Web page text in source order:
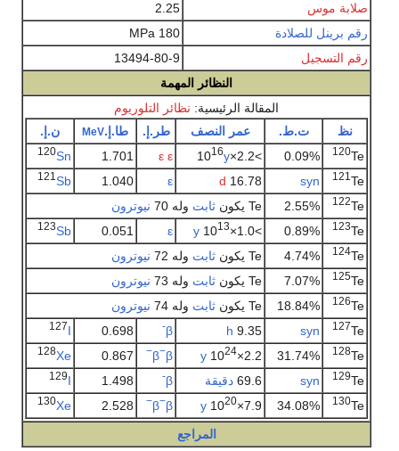
صلابة موس
2.25
رقم برينل للصلادة
180 MPa
رقم التسجيل
13494-80-9
النظائر المهمة
المقالة الرئيسية: نظائر التلوريوم
نظ
ت.ط. عمر النصف طر.إ. طا.إ.MeV ن.إ.
120Te
0.09%
>2.2×10
16y
ε ε
1.701
120Sn
121 Te
syn
16.78
d
ε
1.040
121 Sb
122Te
2.55% Te يكون ثابت وله 70 نيوترون
123Te
0.89%
>1.0×10
13
y
ε
0.051
123Sb
124Te
4.74% Te يكون ثابت وله 72 نيوترون
125Te
7.07% Te يكون ثابت وله 73 نيوترون
126Te
18.84% Te يكون ثابت وله 74 نيوترون
127Te
syn
9.35
h
β
-
0.698
127I
128Te
31.74%
2.2×10
24
y
β−β
−
0.867
128Xe
129Te
syn
69.6 دقيقة β
-
1.498
129I
130Te
34.08%
7.9×10
20
y
β−β
−
2.528
130Xe
المراجع